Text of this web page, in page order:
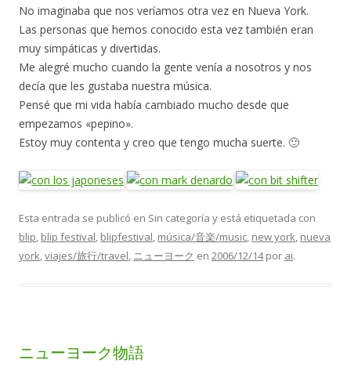
No imaginaba que nos veríamos otra vez en Nueva York.
Las personas que hemos conocido esta vez también eran
muy simpáticas y divertidas.
Me alegré mucho cuando la gente venía a nosotros y nos
decía que les gustaba nuestra música.
Pensé que mi vida había cambiado mucho desde que
empezamos «pepino».
Estoy muy contenta y creo que tengo mucha suerte. 🙂
Esta entrada se publicó en Sin categoría y está etiquetada con
blip, blip festival, blipfestival, música/音楽/music, new york, nueva
york,viajes/旅行/travel, ニューヨーク en 2006/12/14por ai.
ニューヨーク物語